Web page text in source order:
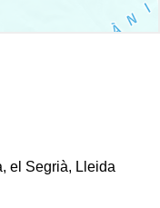
el Segrià, Lleida